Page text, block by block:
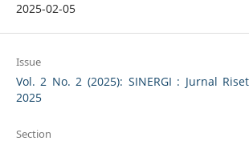
2025-02-05
Issue
Vol. 2 No. 2 (2025): SINERGI : Jurnal
2025
Section